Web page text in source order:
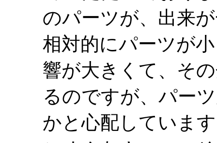
のパーツが、出来
相対的にパーツが
響が大きくて、そ
るのですが、パー
かと心配していま